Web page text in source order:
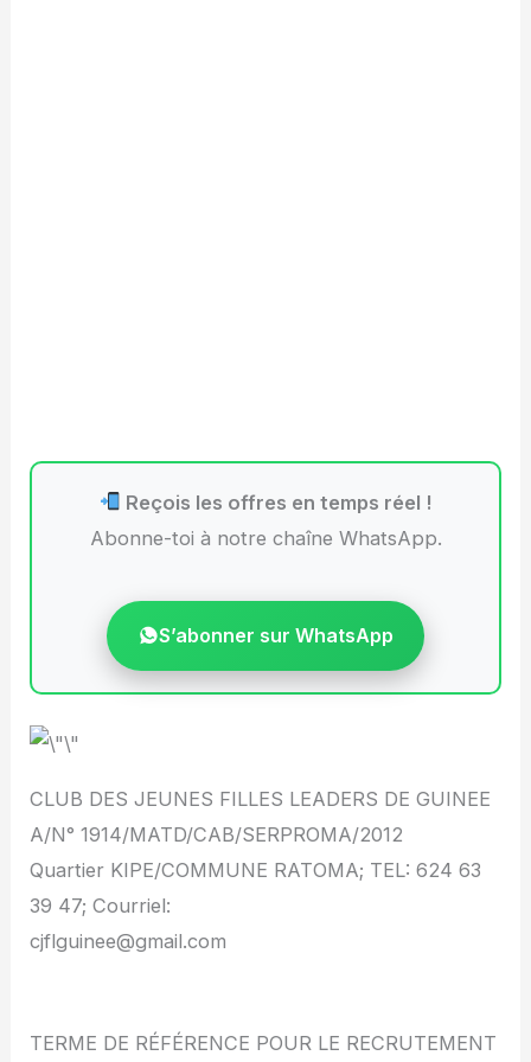
Reçois les offres en temps réel !
Abonne-toi à notre chaîne WhatsApp.
S’abonner sur WhatsApp
CLUB DES JEUNES FILLES LEADERS DE GUINEE
A/N° 1914/MATD/CAB/SERPROMA/2012
Quartier KIPE/COMMUNE RATOMA; TEL: 624 63
39 47; Courriel:
cjflguinee@gmail.com
TERME DE RÉFÉRENCE POUR LE RECRUTEMENT